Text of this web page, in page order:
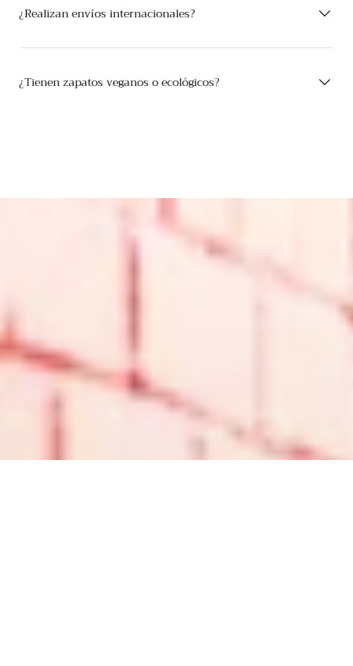
¿Realizan envíos internacionales?
¿Tienen zapatos veganos o ecológicos?